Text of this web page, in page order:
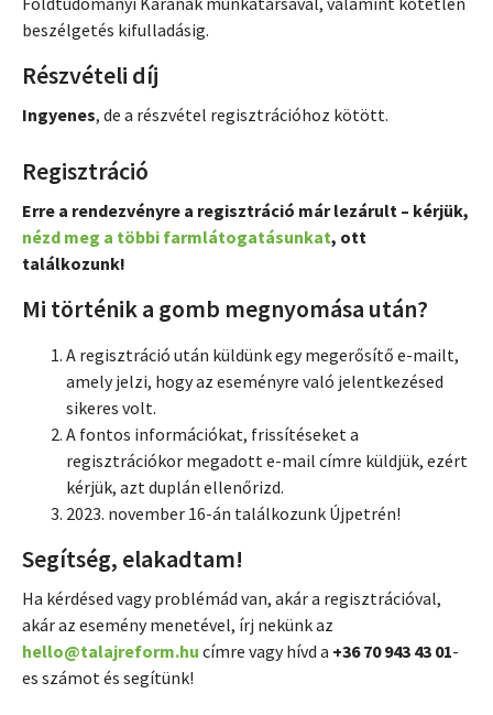
beszélgetés kifulladásig.
Részvételi díj
Ingyenes, de a részvétel regisztrációhoz kötött.
Regisztráció
Erre a rendezvényre a regisztráció már lezárult – kérjük,
nézd meg a többi farmlátogatásunkat, ott
találkozunk!
Mi történik a gomb megnyomása után?
A regisztráció után küldünk egy megerősítő e-mailt,
amely jelzi, hogy az eseményre való jelentkezésed
sikeres volt.
A fontos információkat, frissítéseket a
regisztrációkor megadott e-mail címre küldjük, ezért
kérjük, azt duplán ellenőrizd.
2023. november 16-án találkozunk Újpetrén!
Segítség, elakadtam!
Ha kérdésed vagy problémád van, akár a regisztrációval,
akár az esemény menetével, írj nekünk az
hello@talajreform.hu címre vagy hívd a +36 70 943 43 01-
es számot és segítünk!